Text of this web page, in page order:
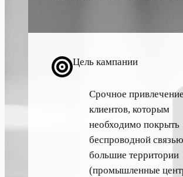
Цель кампании
Срочное привлечение
клиентов, которым
необходимо покрыть
беспроводной связью
большие территории
(промышленные